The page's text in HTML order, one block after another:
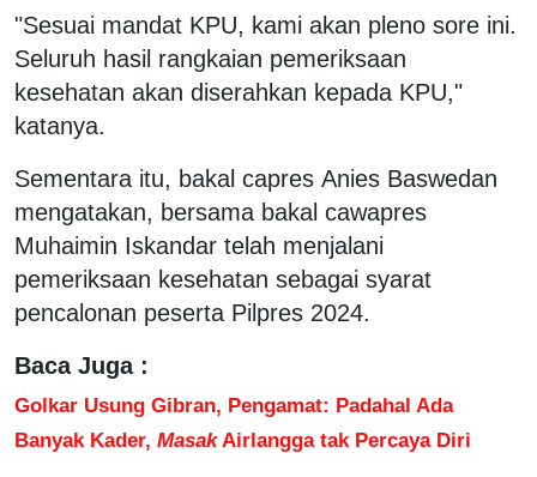
"Sesuai mandat KPU, kami akan pleno sore ini.
Seluruh hasil rangkaian pemeriksaan
kesehatan akan diserahkan kepada KPU,"
katanya.
Sementara itu, bakal capres Anies Baswedan
mengatakan, bersama bakal cawapres
Muhaimin Iskandar telah menjalani
pemeriksaan kesehatan sebagai syarat
pencalonan peserta Pilpres 2024.
Baca Juga :
Golkar Usung Gibran, Pengamat: Padahal Ada
Banyak Kader, MasakAirlangga tak Percaya Diri